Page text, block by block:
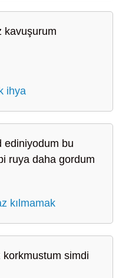
kavuşurum
ihya
ediniyodum bu
ruya daha gordum
kılmamak
simdi